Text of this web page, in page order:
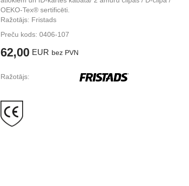
OEKO-Tex® sertificēti.
Ražotājs: Fristads
Preču kods: 0406-107
62,00 EUR bez PVN
Ražotājs: